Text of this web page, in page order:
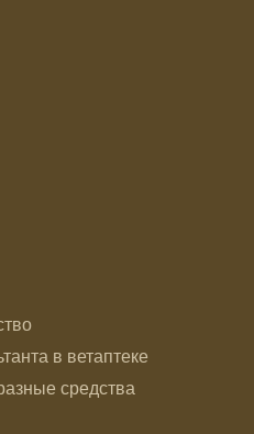
в ветаптеке
средства